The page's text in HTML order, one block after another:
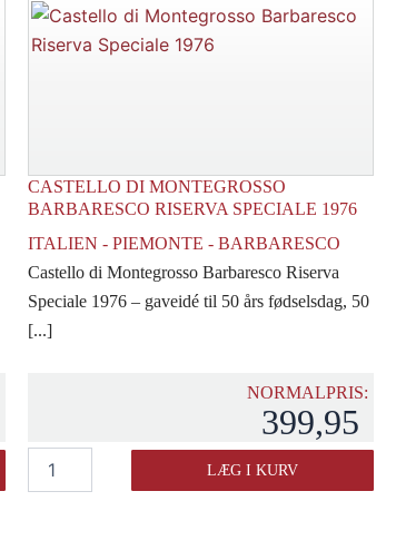
CASTELLO DI MONTEGROSSO
BARBARESCO RISERVA SPECIALE 1976
ITALIEN - PIEMONTE - BARBARESCO
Castello di Montegrosso Barbaresco Riserva
Speciale 1976 – gaveidé til 50 års fødselsdag, 50
[...]
NORMALPRIS:
399,95
LÆG I KURV